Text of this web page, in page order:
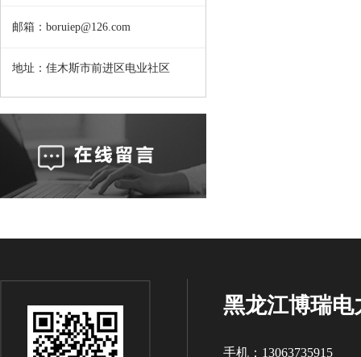
邮箱：boruiep@126.com
地址：佳木斯市前进区电业社区
黑龙江博瑞
手机：13063735915